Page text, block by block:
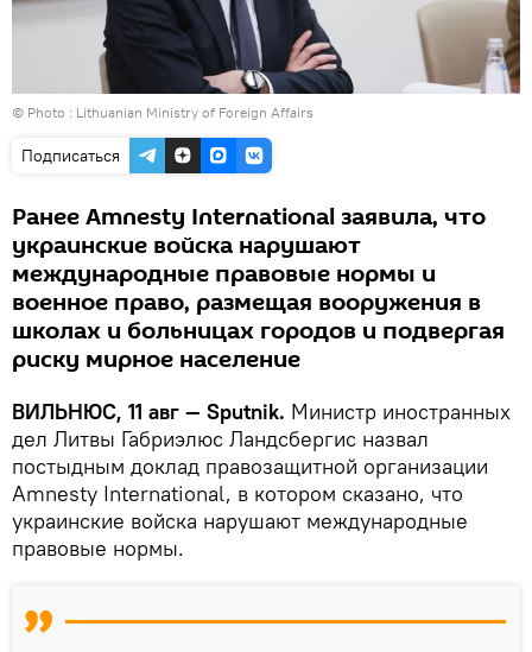
© Photo : Lithuanian Ministry of Foreign Affairs
Подписаться
Ранее Amnesty International заявила, что
украинские войска нарушают
международные правовые нормы и
военное право, размещая вооружения в
школах и больницах городов и подвергая
риску мирное население
ВИЛЬНЮС, 11 авг — Sputnik. Министр иностранных
дел Литвы Габриэлюс Ландсбергис назвал
постыдным доклад правозащитной организации
Amnesty International, в котором сказано, что
украинские войска нарушают международные
правовые нормы.